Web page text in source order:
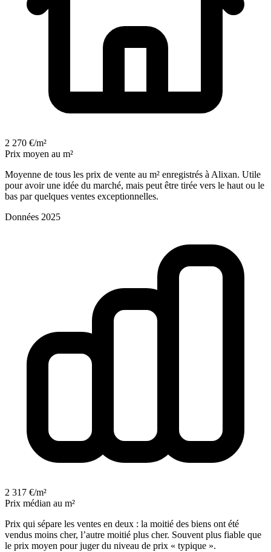
2 270 €/m²
Prix moyen au m²
Moyenne de tous les prix de vente au m² enregistrés à Alixan. Utile
pour avoir une idée du marché, mais peut être tirée vers le haut ou le
bas par quelques ventes exceptionnelles.
Données 2025
2 317 €/m²
Prix médian au m²
Prix qui sépare les ventes en deux : la moitié des biens ont été
vendus moins cher, l’autre moitié plus cher. Souvent plus fiable que
le prix moyen pour juger du niveau de prix « typique ».